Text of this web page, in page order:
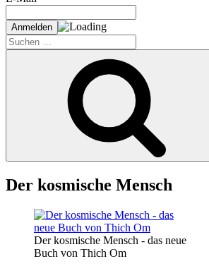
Suche
nach:
Der kosmische Mensch
Der kosmische Mensch - das neue
Buch von Thich Om